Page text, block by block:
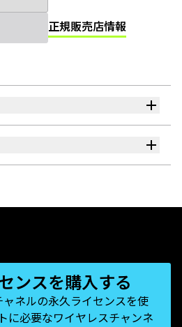
正規販売店情報
ンスを購入する
ャネルの永久ライセンスを使
に必要なワイヤレスチャンネ